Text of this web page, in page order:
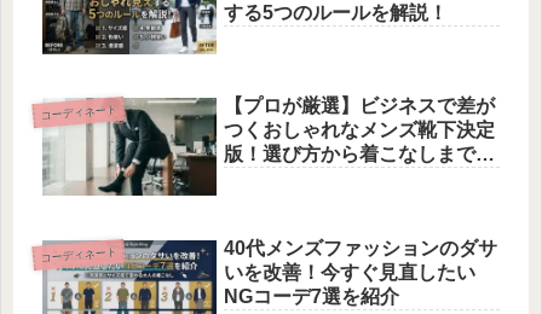
する5つのルールを解説！
コーディネート
【プロが厳選】ビジネスで差が
つくおしゃれなメンズ靴下決定
版！選び方から着こなしまで徹
コーディネート
40代メンズファッションのダサ
いを改善！今すぐ見直したい
NGコーデ7選を紹介